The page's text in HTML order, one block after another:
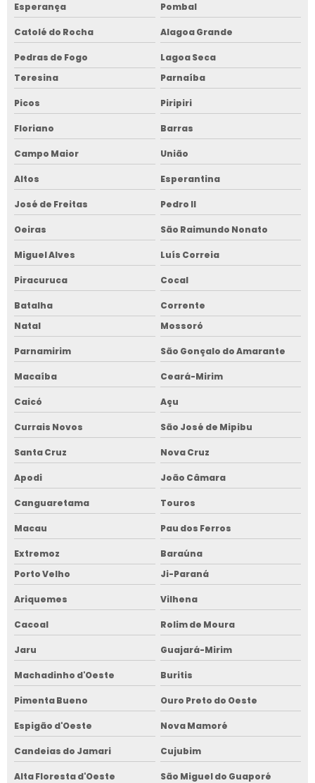
Esperança Pombal
Catolé do Rocha Alagoa Grande
Pedras de Fogo
Lagoa Seca
Teresina
Parnaíba
Picos Piripiri
Floriano Barras
Campo Maior União
Altos Esperantina
José de Freitas Pedro II
Oeiras São Raimundo Nonato
Miguel Alves Luís Correia
Piracuruca Cocal
Batalha
Corrente
Natal
Mossoró
Parnamirim São Gonçalo do Amarante
Macaíba Ceará-Mirim
Caicó Açu
Currais Novos São José de Mipibu
Santa Cruz Nova Cruz
Apodi João Câmara
Canguaretama Touros
Macau Pau dos Ferros
Extremoz
Baraúna
Porto Velho
Ji-Paraná
Ariquemes Vilhena
Cacoal Rolim de Moura
Jaru Guajará-Mirim
Machadinho d'Oeste Buritis
Pimenta Bueno Ouro Preto do Oeste
Espigão d'Oeste Nova Mamoré
Candeias do Jamari Cujubim
Alta Floresta d'Oeste São Miguel do Guaporé